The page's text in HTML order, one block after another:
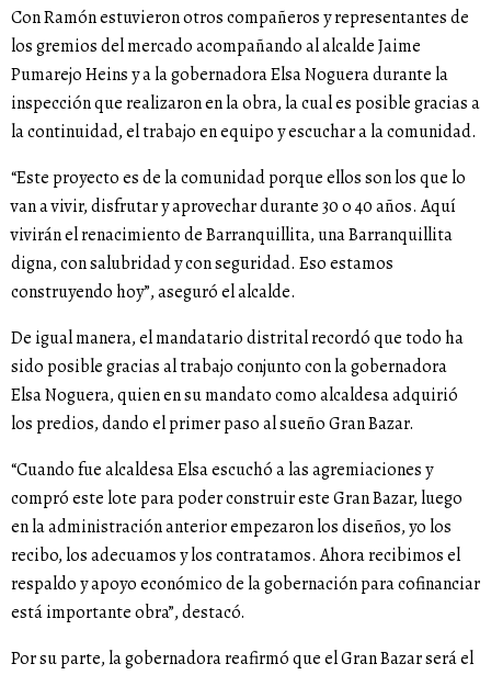
Con Ramón estuvieron otros compañeros y representantes de
los gremios del mercado acompañando al alcalde Jaime
Pumarejo Heins y a la gobernadora Elsa Noguera durante la
inspección que realizaron en la obra, la cual es posible gracias a
la continuidad, el trabajo en equipo y escuchar a la comunidad.
“Este proyecto es de la comunidad porque ellos son los que lo
van a vivir, disfrutar y aprovechar durante 30 o 40 años. Aquí
vivirán el renacimiento de Barranquillita, una Barranquillita
digna, con salubridad y con seguridad. Eso estamos
construyendo hoy”, aseguró el alcalde.
De igual manera, el mandatario distrital recordó que todo ha
sido posible gracias al trabajo conjunto con la gobernadora
Elsa Noguera, quien en su mandato como alcaldesa adquirió
los predios, dando el primer paso al sueño Gran Bazar.
“Cuando fue alcaldesa Elsa escuchó a las agremiaciones y
compró este lote para poder construir este Gran Bazar, luego
en la administración anterior empezaron los diseños, yo los
recibo, los adecuamos y los contratamos. Ahora recibimos el
respaldo y apoyo económico de la gobernación para cofinanciar
está importante obra”, destacó.
Por su parte, la gobernadora reafirmó que el Gran Bazar será el